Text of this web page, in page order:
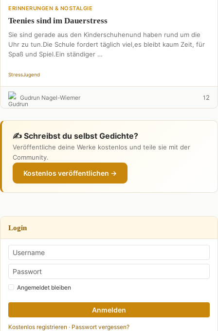
ERINNERUNGEN & NOSTALGIE
Teenies sind im Dauerstress
Sie sind gerade aus den Kinderschuhenund haben rund um die
Uhr zu tun.Die Schule fordert täglich viel,es bleibt kaum Zeit, für
Spaß und Spiel.Ein ständiger …
StressJugend
Gudrun Nagel-Wiemer 1 2
✍️ Schreibst du selbst Gedichte?
Veröffentliche deine Werke kostenlos und teile sie mit der
Community.
Kostenlos veröffentlichen →
Login
Angemeldet bleiben
Anmelden
Kostenlos registrieren · Passwort vergessen?